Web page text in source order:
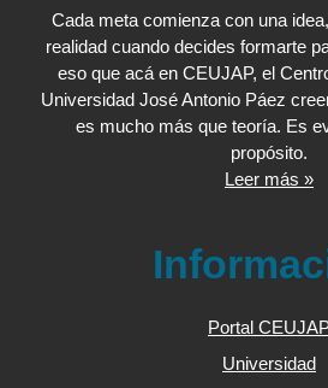
Cada meta comienza con una
realidad cuando decides formarte
eso que acá en CEUJAP, el
Universidad José Antonio Páez
es mucho más que teoría. Es
propósito.
Leer más »
Portal
Universidad